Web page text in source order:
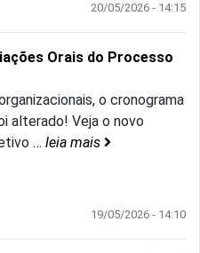
20/05/2026 - 14:15
Orais do Processo
o cronograma
alterado! Veja o novo
… leia mais
19/05/2026 - 14:10